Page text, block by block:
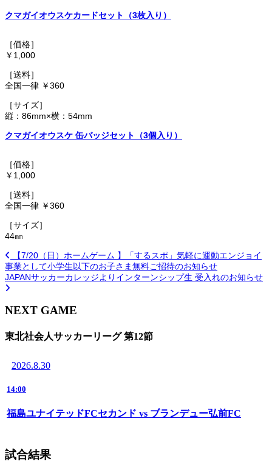
クマガイオウスケカードセット（3枚入り）
［価格］
￥1,000
［送料］
全国一律 ￥360
［サイズ］
縦：86mm×横：54mm
クマガイオウスケ 缶バッジセット（3個入り）
［価格］
￥1,000
［送料］
全国一律 ￥360
［サイズ］
44㎜
【7/20（日）ホームゲーム 】「するスポ」気軽に運動エンジョイ
事業として小学生以下のお子さま無料ご招待のお知らせ
JAPANサッカーカレッジよりインターンシップ生 受入れのお知らせ
NEXT GAME
東北社会人サッカーリーグ 第12節
2026.8.30
14:00
福島ユナイテッドFCセカンド vs ブランデュー弘前FC
試合結果